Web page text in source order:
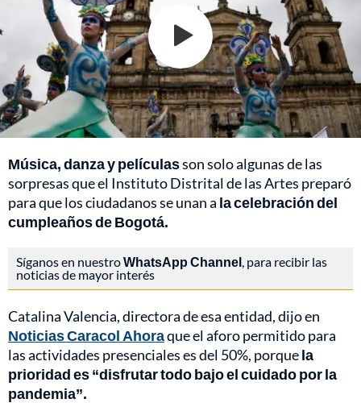
Música, danza y películasson solo algunas de las
sorpresas que el Instituto Distrital de las Artes preparó
para que los ciudadanos se unan a la celebración del
cumpleaños de Bogotá.
Síganos en nuestroWhatsApp Channel , para recibir las
noticias de mayor interés
Catalina Valencia, directora de esa entidad, dijo en
Noticias Caracol Ahoraque el aforo permitido para
las actividades presenciales es del 50%, porquela
prioridad es “disfrutar todo bajo el cuidado por la
pandemia”.